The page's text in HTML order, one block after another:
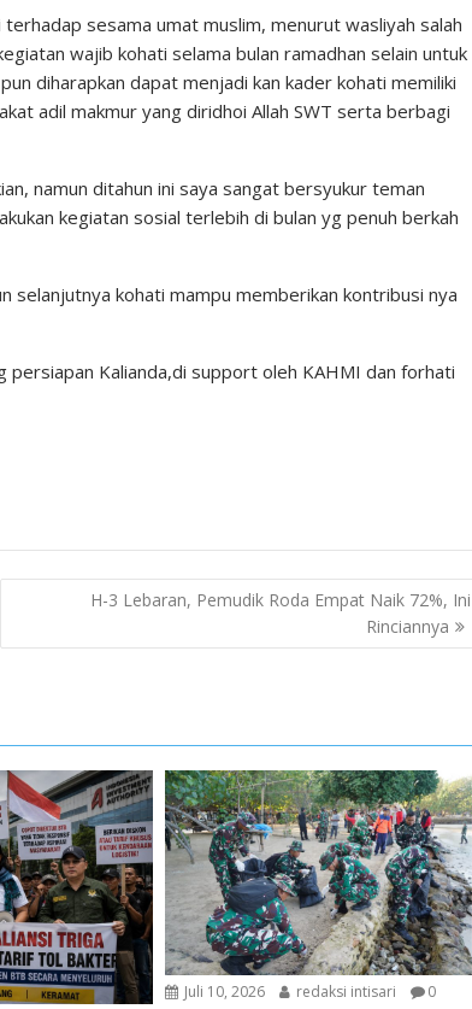
sesama umat muslim, menurut wasliyah salah
wajib kohati selama bulan ramadhan selain untuk
diharapkan dapat menjadi kan kader kohati memiliki
adil makmur yang diridhoi Allah SWT serta berbagi
namun ditahun ini saya sangat bersyukur teman
kegiatan sosial terlebih di bulan yg penuh berkah
selanjutnya kohati mampu memberikan kontribusi nya
persiapan Kalianda,di support oleh KAHMI dan forhati
H-3 Lebaran, Pemudik Roda Empat Naik 72%, Ini
Rinciannya
Juli 10, 2026 redaksi intisari 0